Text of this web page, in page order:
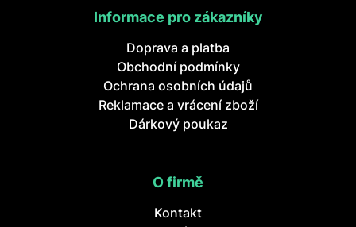
Informace pro zákazníky
Doprava a platba
Obchodní podmínky
Ochrana osobních údajů
Reklamace a vrácení zboží
Dárkový poukaz
O firmě
Kontakt